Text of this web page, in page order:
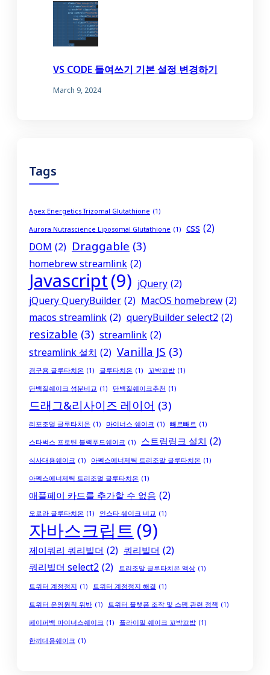
VS CODE 들여쓰기 기본 설정 변경하기
March 9, 2024
Tags
Apex Energetics Trizomal Glutathione (1)
Aurora Nutrascience Liposomal Glutathione (1) css (2)
DOM (2) Draggable (3)
homebrew streamlink (2)
Javascript(9) jQuery (2)
jQuery QueryBuilder (2) MacOS homebrew (2)
macos streamlink (2) queryBuilder select2 (2)
resizable (3) streamlink (2)
streamlink 설치 (2) Vanilla JS (3)
경구용 글루타치온 (1) 글루타치온 (1) 꼬박꼬밥 (1)
단백질쉐이크 성분비교 (1) 단백질쉐이크추천 (1)
드래그&리사이즈 레이어 (3)
리포조멀 글루타치온 (1) 마이너스 쉐이크 (1) 빼르빼르 (1)
스타벅스 프로틴 블랙푸드쉐이크 (1) 스트림링크 설치 (2)
식사대용쉐이크 (1) 아펙스에너제틱 트리조말 글루타치온 (1)
아펙스에너제틱 트리조멀 글루타치온 (1)
애플페이 카드를 추가할 수 없음 (2)
오로라 글루타치온 (1) 인스타 쉐이크 비교 (1)
자바스크립트 (9)
제이쿼리 쿼리빌더 (2) 쿼리빌더 (2)
쿼리빌더 select2 (2) 트리조말 글루타치온 액상 (1)
트위터 계정정지 (1) 트위터 계정정지 해결 (1)
트위터 운영원칙 위반 (1) 트위터 플랫폼 조작 및 스팸 관련 정책 (1)
페이퍼백 마이너스쉐이크 (1) 플라이밀 쉐이크 꼬박꼬밥 (1)
한끼대용쉐이크 (1)